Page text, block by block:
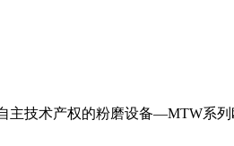
技术产权的粉磨设备—MTW系